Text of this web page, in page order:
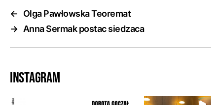
←
Olga Pawłowska Teoremat
→ Anna Sermak postac siedzaca
Instagram